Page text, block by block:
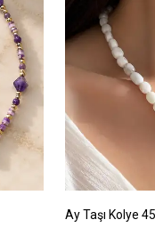
Ay Taşı Kolye